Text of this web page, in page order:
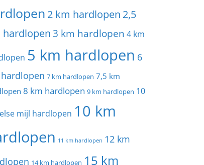
2 km hardlopen 2,5
hardlopen3 km hardlopen 4 km
5 km hardlopen 6
7 km hardlopen 7,5 km
8 km hardlopen 9 km hardlopen 10
mijl hardlopen 10 km
11 km hardlopen 12 km
14 km hardlopen 15 km